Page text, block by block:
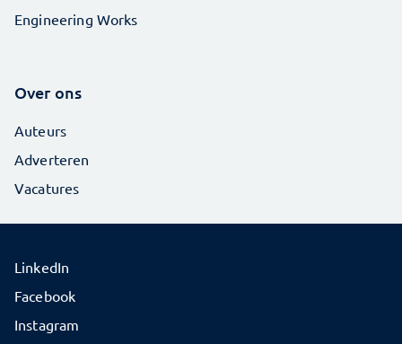
Engineering Works
Over ons
Auteurs
Adverteren
Vacatures
LinkedIn
Facebook
Instagram